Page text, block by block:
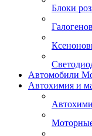
Блоки
Автомобили
Автохимия и